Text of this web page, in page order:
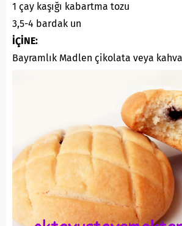
1 çay kaşığı kabartma tozu
3,5-4 bardak un
İÇİNE:
Bayramlık Madlen çikolata veya